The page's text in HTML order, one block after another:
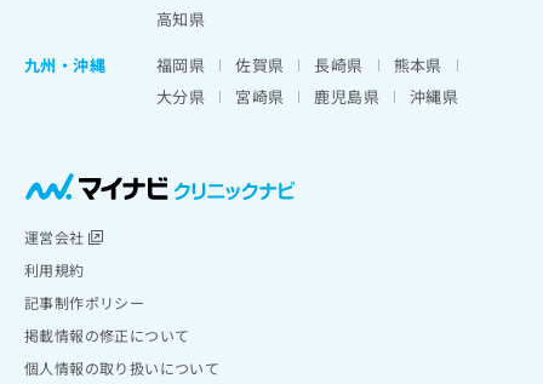
高知県
九州・沖縄
福岡県 佐賀県 長崎県
熊本県
大分県
宮崎県 鹿児島県 沖縄県
運営会社
利用規約
記事制作ポリシー
掲載情報の修正について
個人情報の取り扱いについて